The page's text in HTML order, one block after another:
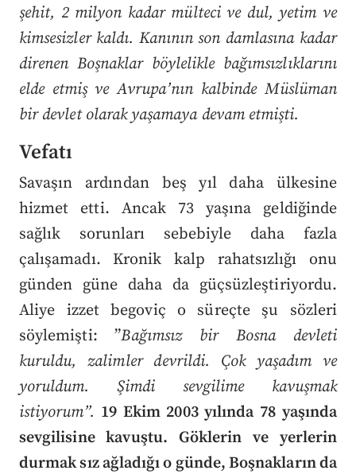
şehit, 2 milyon kadar mülteci ve dul, yetim ve
kimsesizler kaldı. Kanının son damlasına kadar
direnen Boşnaklar böylelikle bağımsızlıklarını
elde etmiş ve Avrupa’nın kalbinde Müslüman
bir devlet olarak yaşamaya devam etmişti.
Vefatı
Savaşın ardından beş yıl daha ülkesine
hizmet etti. Ancak 73 yaşına geldiğinde
sağlık sorunları sebebiyle daha fazla
çalışamadı. Kronik kalp rahatsızlığı onu
günden güne daha da güçsüzleştiriyordu.
Aliye izzet begoviç o süreçte şu sözleri
söylemişti: ”Bağımsız bir Bosna devleti
kuruldu, zalimler devrildi. Çok yaşadım ve
yoruldum. Şimdi sevgilime kavuşmak
istiyorum”. 19 Ekim 2003 yılında 78 yaşında
sevgilisine kavuştu. Göklerin ve yerlerin
durmak sız ağladığı o günde, Boşnakların da